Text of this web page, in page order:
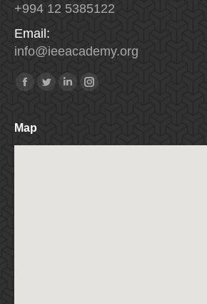
+994 12 5385122
Email:
info@ieeacademy.org
Найдите нас:
Facebook
TwitterLinkedinInstagram
Map